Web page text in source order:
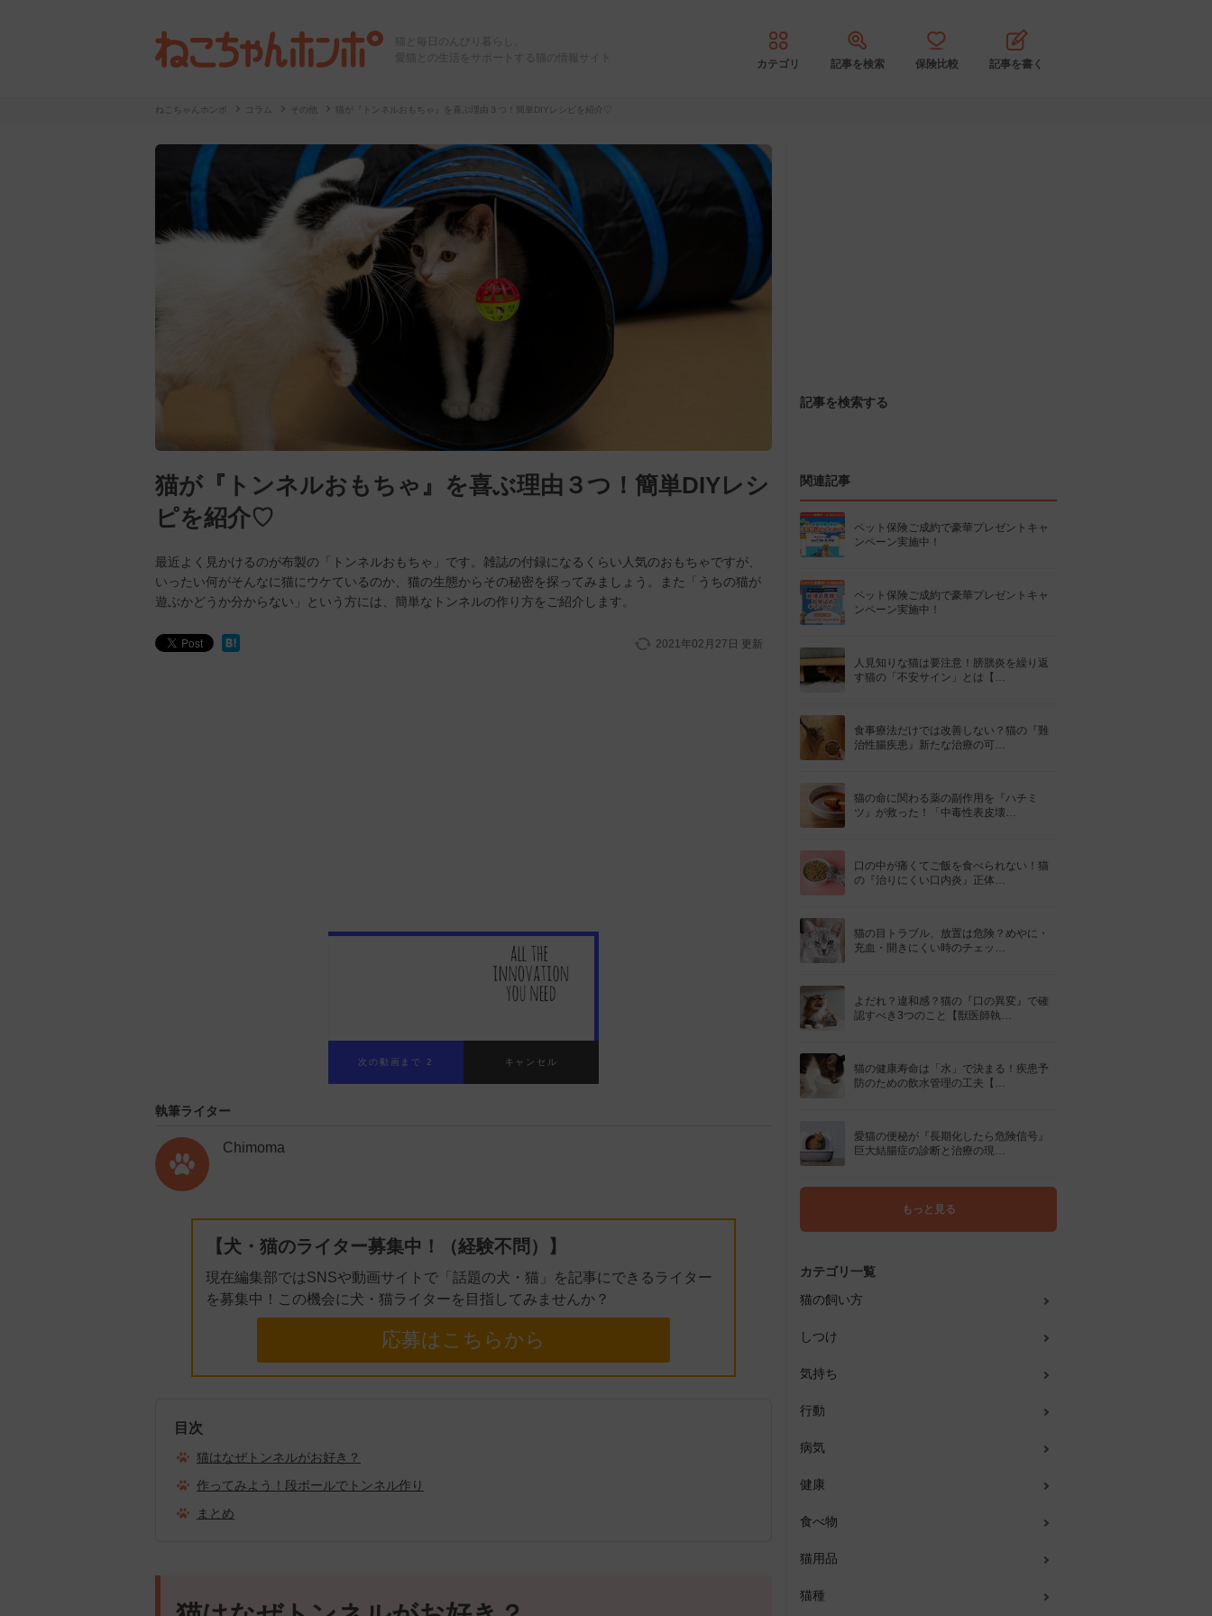
猫と毎日のんびり暮らし。
愛猫との生活をサポートする猫の情報サイト
カテゴリ 記事を検索 保険比較 記事を書く
ねこちゃんホンポ コラム その他 猫が『トンネルおもちゃ』を喜ぶ理由３つ！簡単DIYレシピを紹介♡
猫が『トンネルおもちゃ』を喜ぶ理由３つ！簡単DIYレシ
ピを紹介♡
最近よく見かけるのが布製の「トンネルおもちゃ」です。雑誌の付録になるくらい人気のおもちゃですが、
いったい何がそんなに猫にウケているのか、猫の生態からその秘密を探ってみましょう。また「うちの猫が
遊ぶかどうか分からない」という方には、簡単なトンネルの作り方をご紹介します。
2021年02月27日 更新
執筆ライター
Chimoma
【犬・猫のライター募集中！（経験不問）】
現在編集部ではSNSや動画サイトで「話題の犬・猫」を記事にできるライター
を募集中！この機会に犬・猫ライターを目指してみませんか？
応募はこちらから
目次
猫はなぜトンネルがお好き？
作ってみよう！段ボールでトンネル作り
まとめ
記事を検索する
関連記事
ペット保険ご成約で豪華プレゼントキャ
ンペーン実施中！
ペット保険ご成約で豪華プレゼントキャ
ンペーン実施中！
人見知りな猫は要注意！膀胱炎を繰り返
す猫の「不安サイン」とは【…
食事療法だけでは改善しない？猫の『難
治性腸疾患』新たな治療の可…
猫の命に関わる薬の副作用を『ハチミ
ツ』が救った！「中毒性表皮壊…
口の中が痛くてご飯を食べられない！猫
の『治りにくい口内炎』正体…
猫の目トラブル、放置は危険？めやに・
充血・開きにくい時のチェッ…
よだれ？違和感？猫の『口の異変』で確
認すべき3つのこと【獣医師執…
猫の健康寿命は「水」で決まる！疾患予
防のための飲水管理の工夫【…
愛猫の便秘が『長期化したら危険信号』
巨大結腸症の診断と治療の現…
もっと見る
カテゴリ一覧
猫の飼い方
しつけ
気持ち
行動
病気
健康
食べ物
猫用品
猫種